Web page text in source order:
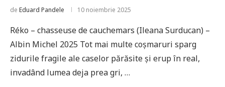
de Eduard Pandele 10 noiembrie 2025
Réko – chasseuse de cauchemars (Ileana Surducan) –
Albin Michel 2025 Tot mai multe coșmaruri sparg
zidurile fragile ale caselor părăsite și erup în real,
invadând lumea deja prea gri, …